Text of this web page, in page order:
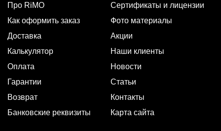
Про RiMO
Как оформить заказ
Доставка
Калькулятор
Оплата
Гарантии
Возврат
Банковские реквизиты
Сертификаты и лицензии
Фото материалы
Акции
Наши клиенты
Новости
Статьи
Контакты
Карта сайта